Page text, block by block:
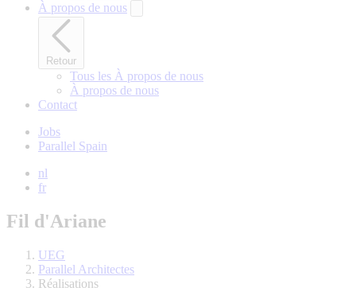
À propos de nous
Retour
Tous les À propos de nous
À propos de nous
Contact
Jobs
Parallel Spain
nl
fr
Fil d'Ariane
UEG
Parallel Architectes
Réalisations